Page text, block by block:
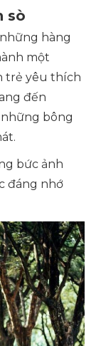
sò
hàng
một
trẻ yêu thích
đến
bông
bức ảnh
đáng nhớ